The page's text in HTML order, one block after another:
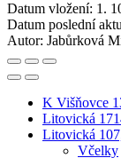
Datum vložení: 1.
Datum poslední
Autor: Jabůrková
K Višňovce
Litovická
Litovická
Včelky